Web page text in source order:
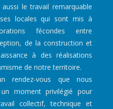
le travail remarquable
locales qui sont mis à
fécondes entre
de la construction et
à des réalisations
de notre territoire.
rendez-vous que nous
moment privilégié pour
collectif, technique et